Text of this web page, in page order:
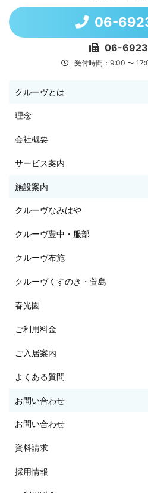
06-
06-
受付時間：9:00 〜
クルーヴとは
理念
会社概要
サービス案内
施設案内
クルーヴなみはや
クルーヴ豊中・服部
クルーヴ布施
クルーヴくすのき・萱島
春光園
ご利用料金
ご入居案内
よくある質問
お問い合わせ
お問い合わせ
資料請求
採用情報